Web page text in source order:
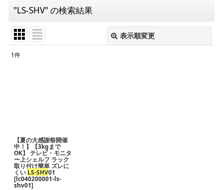
"LS-SHV" の検索結果
表示順変更
商品検索
1件
【夏の大感謝祭開催
中！】【3kgまで
OK】 テレビ・モニタ
ー上シェルフ ラック
取り付け簡単 ズレに
くい LS-SHV01
[lc040200001-ls-
shv01]